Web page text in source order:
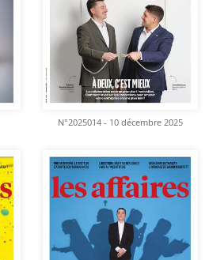
N°2025014 - 10 décembre 2025